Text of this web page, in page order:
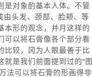
是对象酌基本人体。不管
由头发、颈部、脸颊、等
本形的观念，并月这样的
可以将石膏像各个部分看
比较，冈为人眼最善于比
是我们前面提到过的“图
法可以将石膏的形画得非